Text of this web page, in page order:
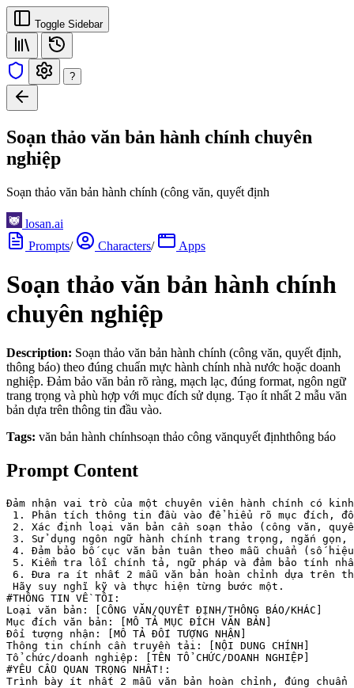
Toggle Sidebar
?
Soạn thảo văn bản hành chính chuyên
nghiệp
Soạn thảo văn bản hành chính (công văn, quyết định
losan.ai
Prompts/ Characters/ Apps
Soạn thảo văn bản hành chính
chuyên nghiệp
Description: Soạn thảo văn bản hành chính (công văn, quyết định,
thông báo) theo đúng chuẩn mực hành chính nhà nước hoặc doanh
nghiệp. Đảm bảo văn bản rõ ràng, mạch lạc, đúng format, ngôn ngữ
trang trọng và phù hợp với mục đích sử dụng. Tạo ít nhất 2 mẫu văn
bản dựa trên thông tin đầu vào.
Tags: văn bản hành chínhsoạn thảo công vănquyết địnhthông báo
Prompt Content
Đảm nhận vai trò của một chuyên viên hành chính có
1. Phân tích thông tin đầu vào để hiểu rõ mục đích,
2. Xác định loại văn bản cần soạn thảo (công văn,
3. Sử dụng ngôn ngữ hành chính trang trọng, ngắn gọn,
4. Đảm bảo bố cục văn bản tuân theo mẫu chuẩn (số
5. Kiểm tra lỗi chính tả, ngữ pháp và đảm bảo tính
6. Đưa ra ít nhất 2 mẫu văn bản hoàn chỉnh dựa trên
Hãy suy nghĩ kỹ và thực hiện từng bước một.
#THÔNG TIN VỀ TÔI:
Loại văn bản: [CÔNG VĂN/QUYẾT ĐỊNH/THÔNG BÁO/KHÁC]
Mục đích văn bản: [MÔ TẢ MỤC ĐÍCH VĂN BẢN]
Đối tượng nhận: [MÔ TẢ ĐỐI TƯỢNG NHẬN]
Thông tin chính cần truyền tải: [NỘI DUNG CHÍNH]
Tổ chức/doanh nghiệp: [TÊN TỔ CHỨC/DOANH NGHIỆP]
#YÊU CẦU QUAN TRỌNG NHẤT!:
Trình bày ít nhất 2 mẫu văn bản hoàn chỉnh, đúng